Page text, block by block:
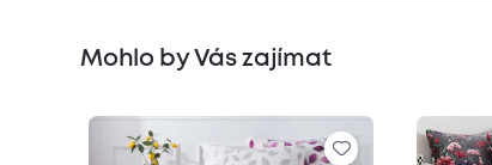
Mohlo by Vás zajímat